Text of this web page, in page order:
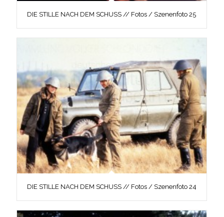
DIE STILLE NACH DEM SCHUSS // Fotos / Szenenfoto 25
DIE STILLE NACH DEM SCHUSS // Fotos / Szenenfoto 24